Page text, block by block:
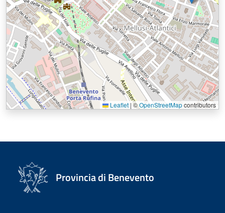
Leaflet |©OpenStreetMapcontributors
Provincia di Benevento